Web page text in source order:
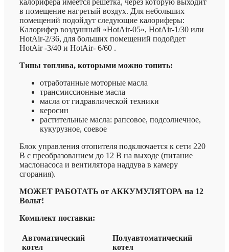
в помещение нагретый воздух. Для небольших
помещений подойдут следующие калориферы:
Калорифер воздушный «HotAir-05», HotAir-1/30 или
HotAir-2/36, для больших помещений подойдет
HotAir -3/40 и HotAir- 6/60 .
Типы топлива, которыми можно топить:
отработанные моторные масла
трансмиссионные масла
масла от гидравлической техники
керосин
растительные масла: рапсовое, подсолнечное,
кукурузное, соевое
Блок управления отопителя подключается к сети 220
В с преобразованием до 12 В на выходе (питание
маслонасоса и вентилятора наддува в камеру
сгорания).
МОЖЕТ РАБОТАТЬ от АККУМУЛЯТОРА на 12
Вольт!
Комплект поставки:
Автоматический
котел
Полуавтоматический
котел